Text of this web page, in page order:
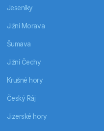
Jeseníky
Jižní Morava
Šumava
Jižní Čechy
Krušné hory
Český Ráj
Jizerské hory